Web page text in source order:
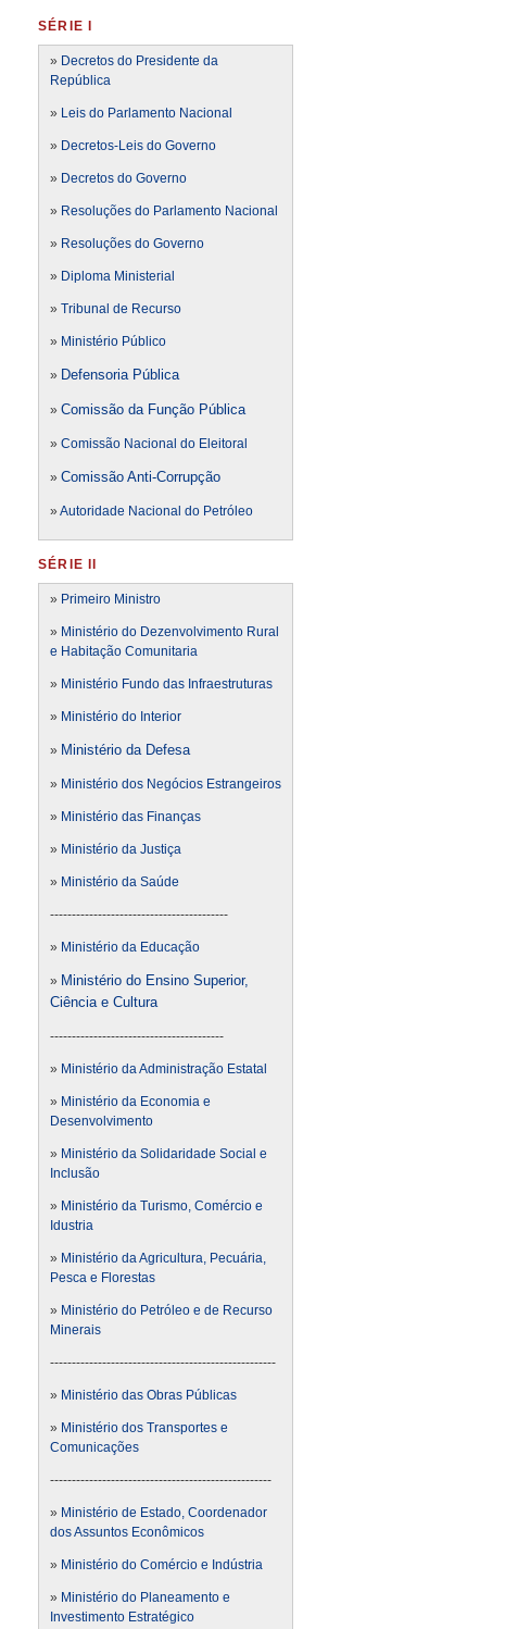
SÉRIE I
» Decretos do Presidente da
República
» Leis do Parlamento Nacional
» Decretos-Leis do Governo
» Decretos do Governo
» Resoluções do Parlamento Nacional
» Resoluções do Governo
» Diploma Ministerial
» Tribunal de Recurso
» Ministério Público
» Defensoria Pública
» Comissão da Função Pública
» Comissão Nacional do Eleitoral
» Comissão Anti-Corrupção
» Autoridade Nacional do Petróleo
SÉRIE II
» Primeiro Ministro
» Ministério do Dezenvolvimento Rural
e Habitação Comunitaria
» Ministério Fundo das Infraestruturas
» Ministério do Interior
» Ministério da Defesa
» Ministério dos Negócios Estrangeiros
» Ministério das Finanças
» Ministério da Justiça
» Ministério da Saúde
-----------------------------------------
» Ministério da Educação
» Ministério do Ensino Superior,
Ciência e Cultura
----------------------------------------
» Ministério da Administração Estatal
» Ministério da Economia e
Desenvolvimento
» Ministério da Solidaridade Social e
Inclusão
» Ministério da Turismo, Comércio e
Idustria
» Ministério da Agricultura, Pecuária,
Pesca e Florestas
» Ministério do Petróleo e de Recurso
Minerais
----------------------------------------------------
» Ministério das Obras Públicas
» Ministério dos Transportes e
Comunicações
---------------------------------------------------
» Ministério de Estado, Coordenador
dos Assuntos Econômicos
» Ministério do Comércio e Indústria
» Ministério do Planeamento e
Investimento Estratégico